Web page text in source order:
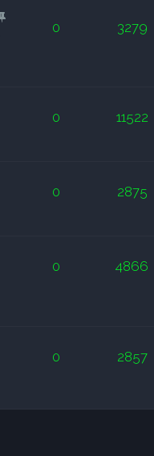
0 3279
0 11522
0 2875
0 4866
0 2857